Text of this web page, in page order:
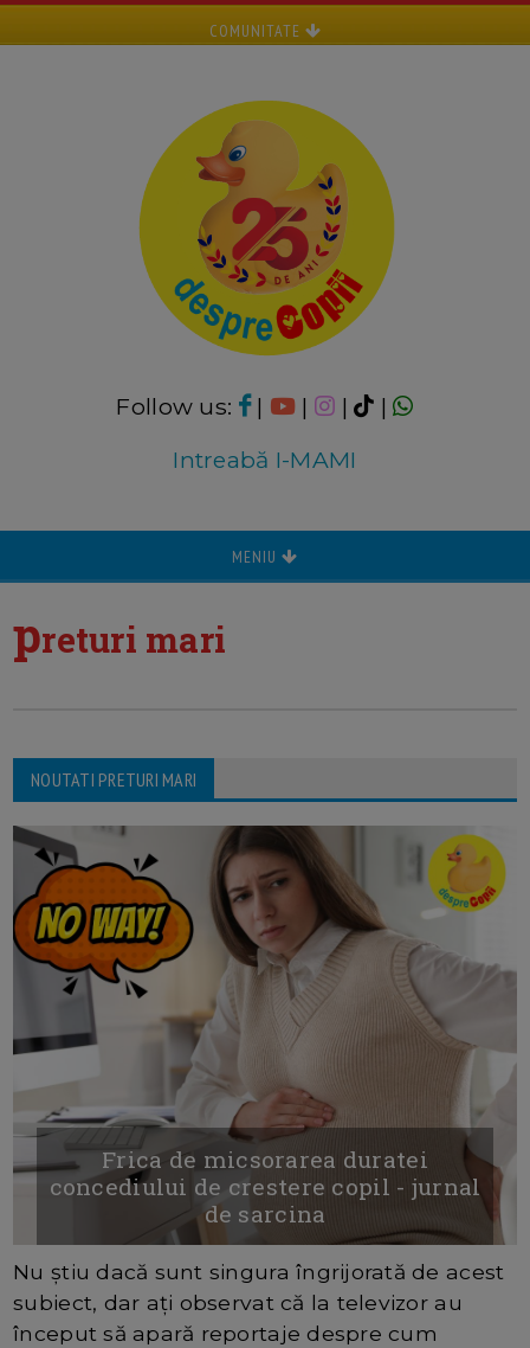
COMUNITATE
Follow us: | | |
|
Intreabă I-MAMI
MENIU
preturi mari
NOUTATI PRETURI MARI
Frica de micsorarea duratei
concediului de crestere copil - jurnal
de sarcina
Nu știu dacă sunt singura îngrijorată de acest
subiect, dar ați observat că la televizor au
început să apară reportaje despre cum